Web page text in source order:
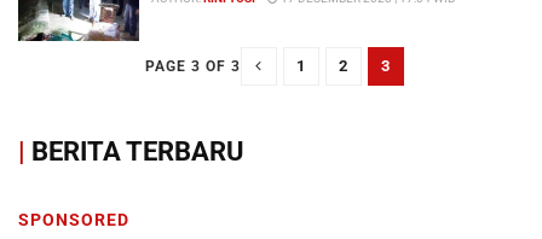
PAGE 3 OF 3 1 2 3
| BERITA TERBARU
SPONSORED